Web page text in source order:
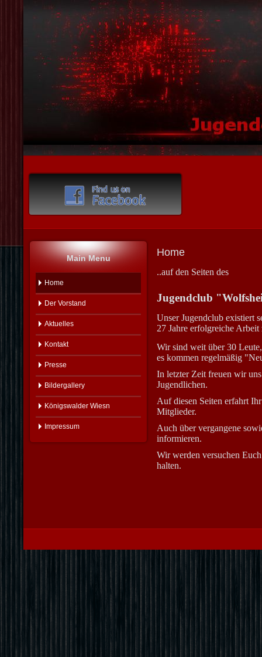
Main Menu
Home
Der Vorstand
Aktuelles
Kontakt
Presse
Bildergallery
Königswalder Wiesn
Impressum
Home
..auf den Seiten des
Jugendclub
Unser Jugendclub existiert
27 Jahre erfolgreiche
Wir sind weit über 30
es kommen regelmäßig
In letzter Zeit freuen wir
Jugendlichen.
Auf diesen Seiten erfahrt
Mitglieder.
Auch über vergangene
informieren.
Wir werden versuchen
halten.